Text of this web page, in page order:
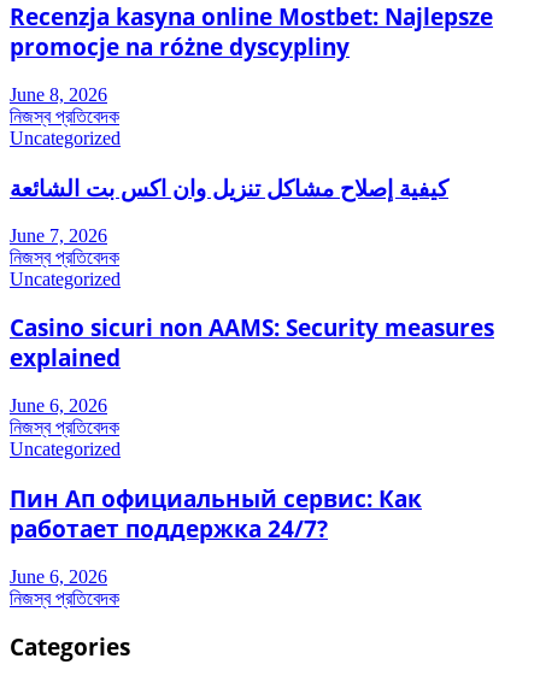
Recenzja kasyna online Mostbet: Najlepsze
promocje na różne dyscypliny
June 8, 2026
নিজস্ব প্রতিবেদক
Uncategorized
كيفية إصلاح مشاكل تنزيل وان اكس بت الشائعة
June 7, 2026
নিজস্ব প্রতিবেদক
Uncategorized
Casino sicuri non AAMS: Security measures
explained
June 6, 2026
নিজস্ব প্রতিবেদক
Uncategorized
Пин Ап официальный сервис: Как
работает поддержка 24/7?
June 6, 2026
নিজস্ব প্রতিবেদক
Categories